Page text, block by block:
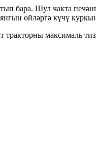
бара. Шул чакта
өйләргә күчү
тракторны максималь